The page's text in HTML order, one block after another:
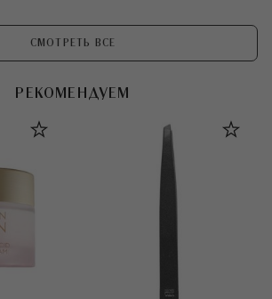
СМОТРЕТЬ ВСЕ
РЕКОМЕНДУЕМ